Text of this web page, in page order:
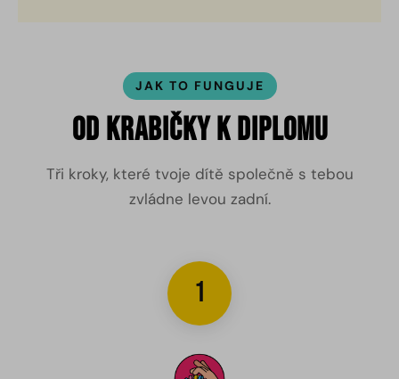
JAK TO FUNGUJE
Od krabičky k diplomu
Tři kroky, které tvoje dítě společně s tebou
zvládne levou zadní.
1